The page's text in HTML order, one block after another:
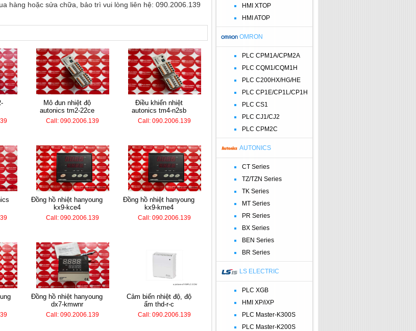
HMI XTOP
HMI ATOP
OMRON
PLC CPM1A/CPM2A
PLC CQM1/CQM1H
PLC C200HX/HG/HE
PLC CP1E/CP1L/CP1H
PLC CS1
PLC CJ1/CJ2
PLC CPM2C
AUTONICS
CT Series
TZ/TZN Series
TK Series
MT Series
PR Series
BX Series
BEN Series
BR Series
LS ELECTRIC
PLC XGB
HMI XP/iXP
PLC Master-K300S
PLC Master-K200S
hàng hoặc sửa chữa, bảo trì vui lòng liên hệ: 090.2006.139
mô đun nhiệt độ
autonics tm2-22ce
Call: 090.2006.139
điều khiển nhiệt
autonics tm4-n2sb
Call: 090.2006.139
đồng hồ nhiệt hanyoung
kx9-kce4
Call: 090.2006.139
đồng hồ nhiệt hanyoung
kx9-kme4
Call: 090.2006.139
đồng hồ nhiệt hanyoung
dx7-kmwnr
Call: 090.2006.139
cảm biến nhiệt độ, độ
ẩm thd-r-c
Call: 090.2006.139